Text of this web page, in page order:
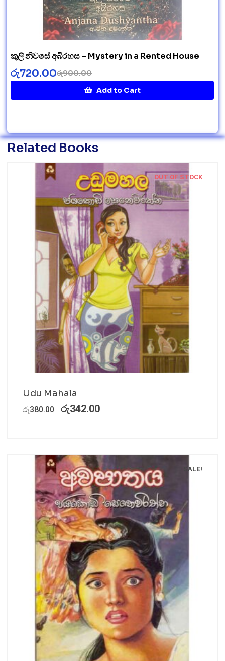
කුලී නිවසේ අබිරහස – Mystery in a Rented House
රු900.00
රු720.00
Add to Cart
Related Books
OUT OF STOCK
Udu Mahala
රු380.00 රු342.00
SALE!